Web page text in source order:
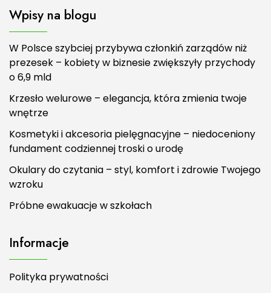
Wpisy na blogu
W Polsce szybciej przybywa członkiń zarządów niż
prezesek – kobiety w biznesie zwiększyły przychody
o 6,9 mld
Krzesło welurowe – elegancja, która zmienia twoje
wnętrze
Kosmetyki i akcesoria pielęgnacyjne – niedoceniony
fundament codziennej troski o urodę
Okulary do czytania – styl, komfort i zdrowie Twojego
wzroku
Próbne ewakuacje w szkołach
Informacje
Polityka prywatności